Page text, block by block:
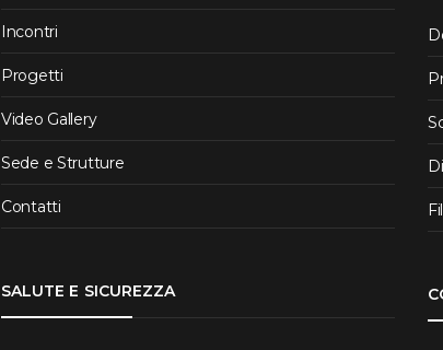
Incontri
Progetti
Video Gallery
Sede e Strutture
Contatti
SALUTE E SICUREZZA